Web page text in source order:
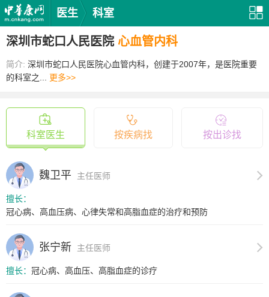
医生 科室
深圳市蛇口人民医院 心血管内科
简介: 深圳市蛇口人民医院心血管内科，创建于2007年，是医院重要
的科室之... 更多>>
科室医生 按疾病找 按出诊找
魏卫平 主任医师
擅长：
冠心病、高血压病、心律失常和高脂血症的治疗和预防
张宁新 主任医师
擅长： 冠心病、高血压、高脂血症的诊疗